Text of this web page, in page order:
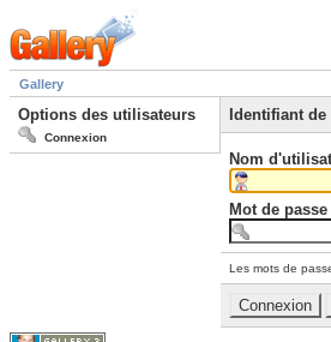
Gallery
Options des utilisateurs
Connexion
Identifiant
Nom
Mot de passe
Les mots de